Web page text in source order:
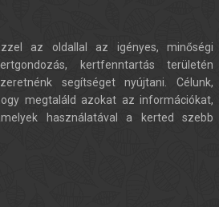
az oldallal az igényes, minőségi
kertfenntartás területén
segítséget nyújtani. Célunk,
megtaláld azokat az információkat,
használatával a kerted szebb